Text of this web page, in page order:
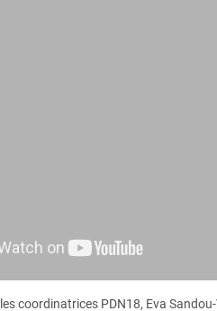
coordinatrices PDN18, Eva